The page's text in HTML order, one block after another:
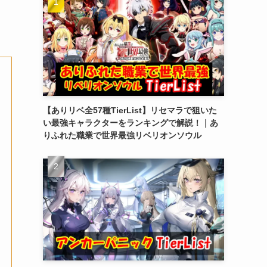
【ありリベ全57種TierList】リセマラで狙いた
い最強キャラクターをランキングで解説！｜あ
りふれた職業で世界最強リベリオンソウル